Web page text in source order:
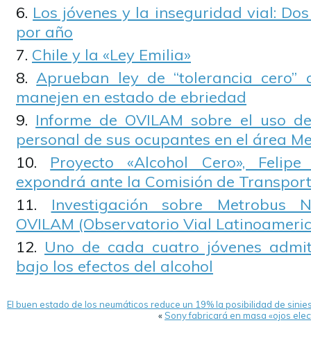
Los jóvenes y la inseguridad vial:
por año
Chile y la «Ley Emilia»
Aprueban ley de “tolerancia cero”
manejen en estado de ebriedad
Informe de OVILAM sobre el uso
personal de sus ocupantes en el área
Proyecto «Alcohol Cero»,
expondrá ante la Comisión de
Investigación sobre Metrobus
OVILAM (Observatorio Vial
Uno de cada cuatro jóvenes
bajo los efectos del alcohol
El buen estado de los neumáticos reduce un 19% la posibilidad de
«Sony fabricará en masa «ojos